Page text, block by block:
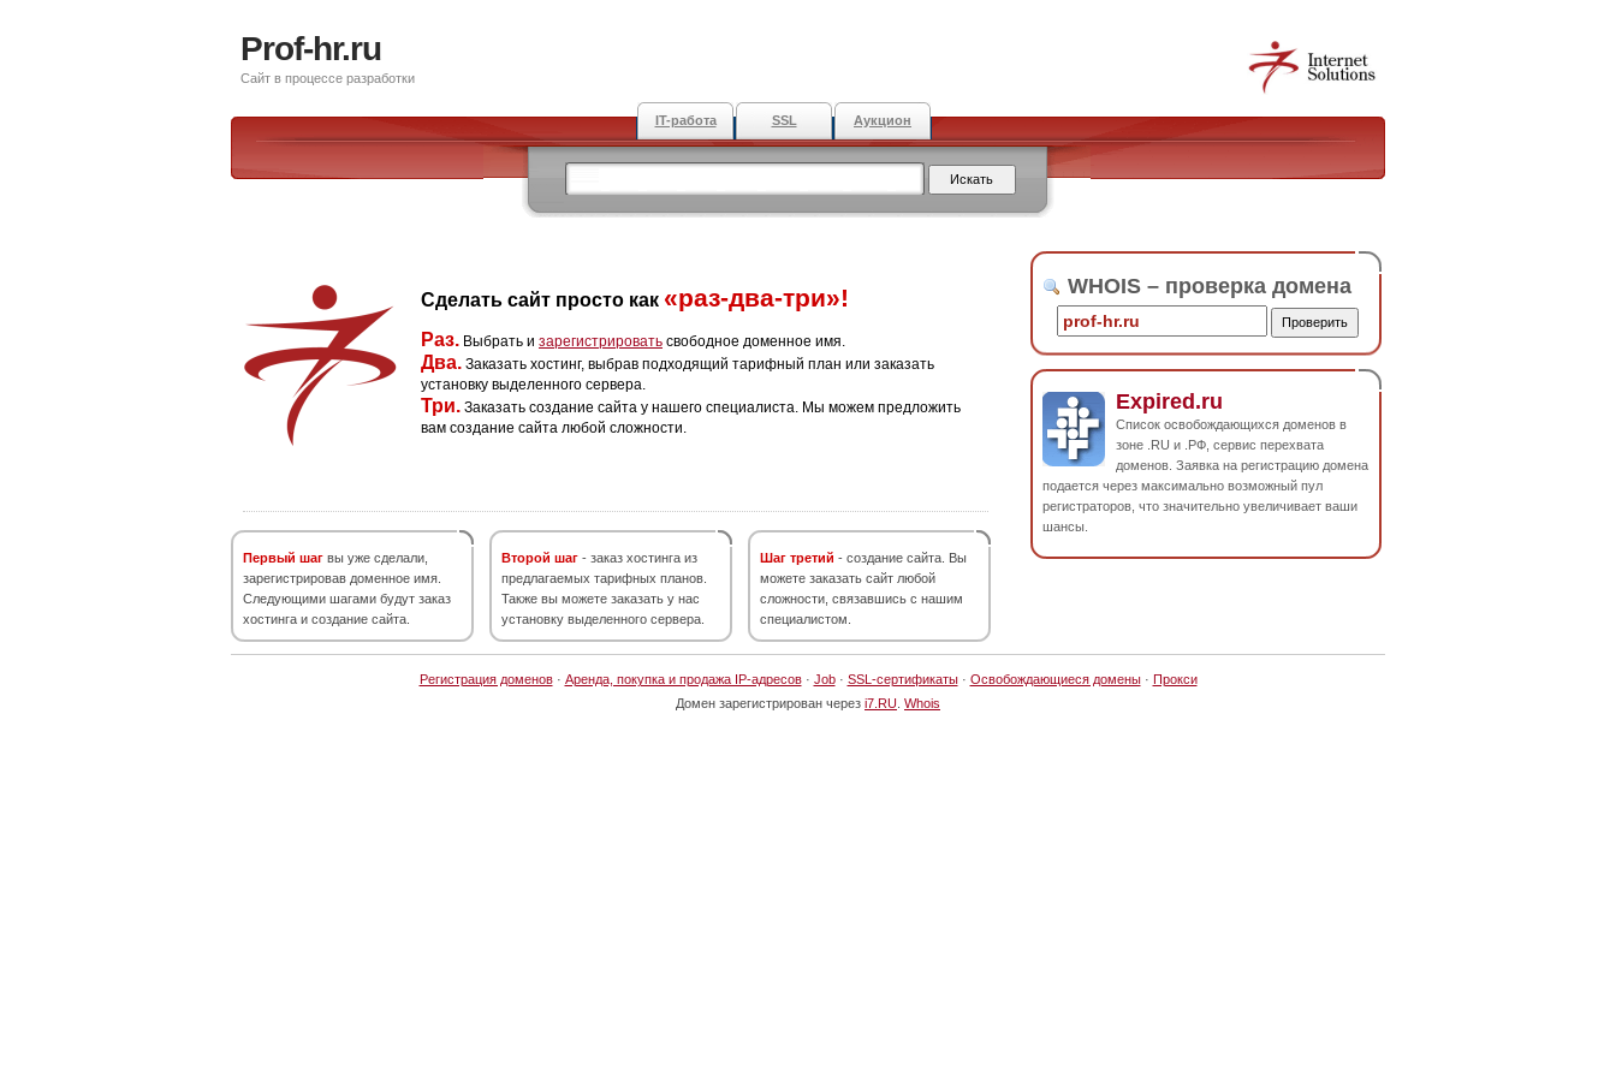
Prof-hr.ru
Сайт в процессе разработки
IT-работа SSL Аукцион
Сделать сайт просто как «раз-два-три»!
Раз. Выбрать и зарегистрировать свободное доменное имя.
Два. Заказать хостинг, выбрав подходящий тарифный план или заказать
установку выделенного сервера.
Три. Заказать создание сайта у нашего специалиста. Мы можем предложить
вам создание сайта любой сложности.
Первый шаг вы уже сделали,
зарегистрировав доменное имя.
Следующими шагами будут заказ
хостинга и создание сайта.
Второй шаг - заказ хостинга из
предлагаемых тарифных планов.
Также вы можете заказать у нас
установку выделенного сервера.
Шаг третий - создание сайта. Вы
можете заказать сайт любой
сложности, связавшись с нашим
специалистом.
WHOIS – проверка домена
Expired.ru
Список освобождающихся доменов в
зоне .RU и .РФ, сервис перехвата
доменов. Заявка на регистрацию домена
подается через максимально возможный пул
регистраторов, что значительно увеличивает ваши
шансы.
Регистрация доменов· Аренда, покупка и продажа IP-адресов· Job· SSL-сертификаты· Освобождающиеся домены· Прокси
Домен зарегистрирован через i7.RU Whois